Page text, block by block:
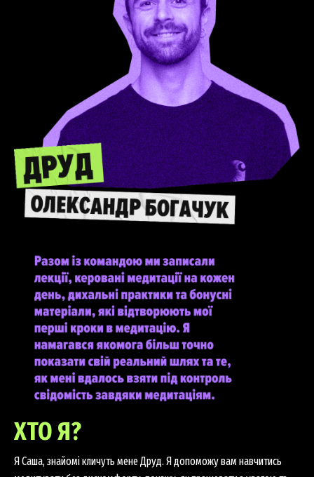
ХТО Я?
Я Саша, знайомі кличуть мене Друд. Я допоможу вам навчитись